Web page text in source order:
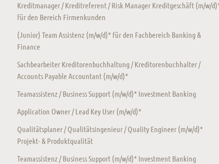
Kreditmanager / Kreditreferent / Risk Manager Kreditgeschäft (m/w/
für den Bereich Firmenkunden
(Junior) Team Assistenz (m/w/d)* für den Fachbereich Banking &
Finance
Sachbearbeiter Kreditorenbuchhaltung / Kreditorenbuchhalter /
Accounts Payable Accountant (m/w/d)*
Teamassistenz / Business Support (m/w/d)* Investment Banking
Application Owner / Lead Key User (m/w/d)*
Qualitätsplaner / Qualitätsingenieur / Quality Engineer (m/w/d)*
Projekt- & Produktqualität
Teamassistenz / Business Support (m/w/d)* Investment Banking